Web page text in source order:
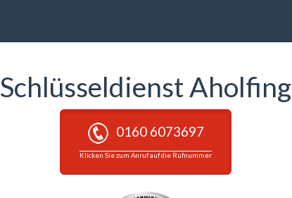
Schlüsseldienst Aholfing
0160 6073697
Klicken Sie zum Anruf auf die Rufnummer